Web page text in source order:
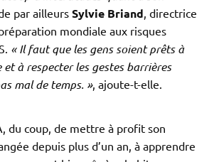
par ailleurs Sylvie Briand, directrice
mondiale aux risques
« Il faut que les gens soient prêts à
à respecter les gestes barrières
mal de temps. », ajoute-t-elle.
du coup, de mettre à profit son
depuis plus d’un an, à apprendre